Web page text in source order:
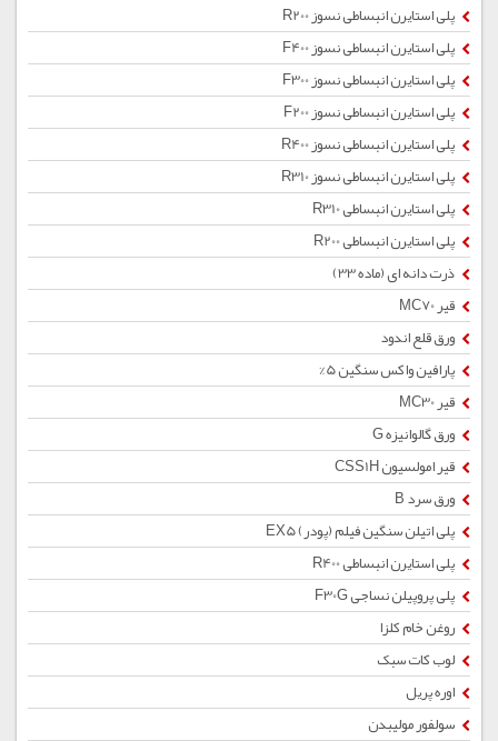
پلی استایرن انبساطی نسوز R200
پلی استایرن انبساطی نسوز F400
پلی استایرن انبساطی نسوز F300
پلی استایرن انبساطی نسوز F200
پلی استایرن انبساطی نسوز R400
پلی استایرن انبساطی نسوز R310
پلی استایرن انبساطی R310
پلی استایرن انبساطی R200
ذرت دانه ای (ماده 33)
قیر MC70
ورق قلع اندود
پارافین واکس سنگین 5%
قیر MC30
ورق گالوانیزه G
قیر امولسیون CSS1H
ورق سرد B
پلی اتیلن سنگین فیلم (پودر) EX5
پلی استایرن انبساطی R400
پلی پروپیلن نساجی F30G
روغن خام کلزا
لوب کات سبک
اوره پریل
سولفور مولیبدن